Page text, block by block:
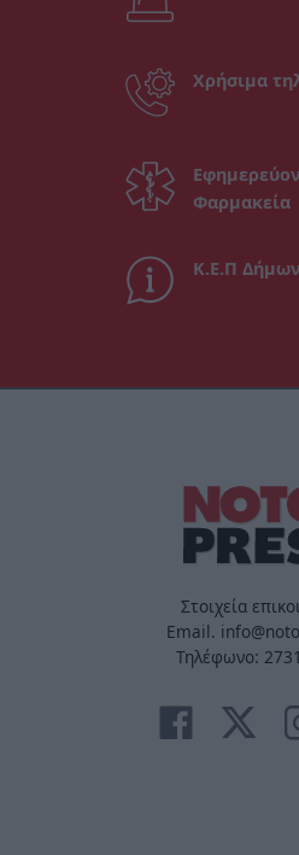
Χρήσιμα
Φαρμακεία
Κ.Ε.Π Δήμων
Στοιχεία
Email.
Τηλέφωνο: